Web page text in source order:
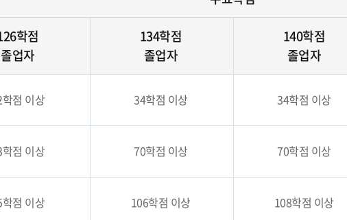
학점
졸업자
134학점
졸업자
140학점
졸업자
점 이상 34학점 이상 34학점 이상
점 이상 70학점 이상 70학점 이상
점 이상 106학점 이상 108학점 이상